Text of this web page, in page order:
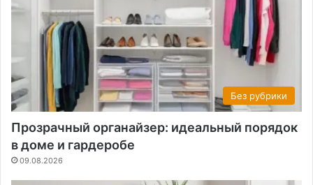
Без рубрики
Прозрачный органайзер: идеальный порядок
в доме и гардеробе
09.08.2026